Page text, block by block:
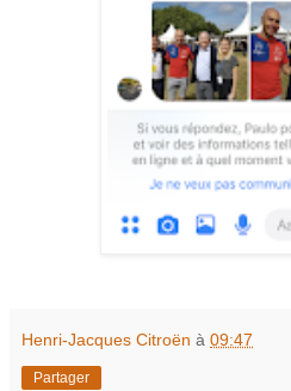
Henri-Jacques Citroën à 09:47
Partager